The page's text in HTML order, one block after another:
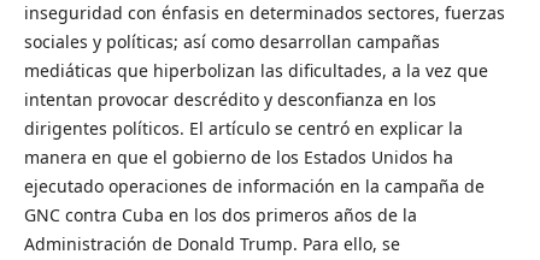
inseguridad con énfasis en determinados sectores, fuerzas
sociales y políticas; así como desarrollan campañas
mediáticas que hiperbolizan las dificultades, a la vez que
intentan provocar descrédito y desconfianza en los
dirigentes políticos. El artículo se centró en explicar la
manera en que el gobierno de los Estados Unidos ha
ejecutado operaciones de información en la campaña de
GNC contra Cuba en los dos primeros años de la
Administración de Donald Trump. Para ello, se